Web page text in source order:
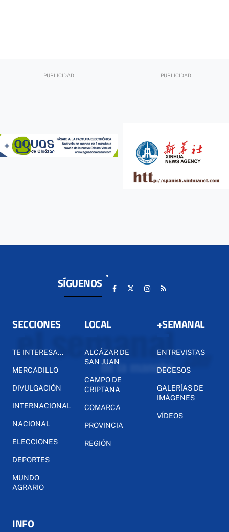
SÍGUENOS
SECCIONES
TE INTERESA...
MERCADILLO
DIVULGACIÓN
INTERNACIONAL
NACIONAL
ELECCIONES
DEPORTES
MUNDO
AGRARIO
LOCAL
ALCÁZAR DE
SAN JUAN
CAMPO DE
CRIPTANA
COMARCA
PROVINCIA
REGIÓN
+SEMANAL
ENTREVISTAS
DECESOS
GALERÍAS DE
IMÁGENES
VÍDEOS
INFO